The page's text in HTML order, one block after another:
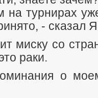
турнирах
- сказал
раки.